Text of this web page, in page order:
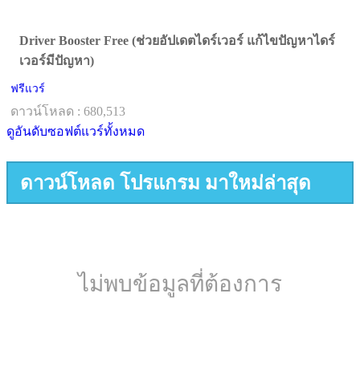
Driver Booster Free (ช่วยอัปเดตไดร์เวอร์ แก้ไขปัญหาไดร์
เวอร์มีปัญหา)
ฟรีแวร์
ดาวน์โหลด : 680,513
ดูอันดับซอฟต์แวร์ทั้งหมด
ดาวน์โหลด โปรแกรม มาใหม่ล่าสุด
ไม่พบข้อมูลที่ต้องการ